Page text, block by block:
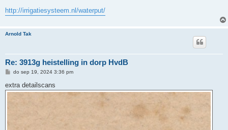
http://irrigatiesysteem.nl/waterput/
Arnold Tak
Re: 3913g heistelling in dorp HvdB
B
r
i
do sep 19, 2024 3:36 pm
extra detailscans